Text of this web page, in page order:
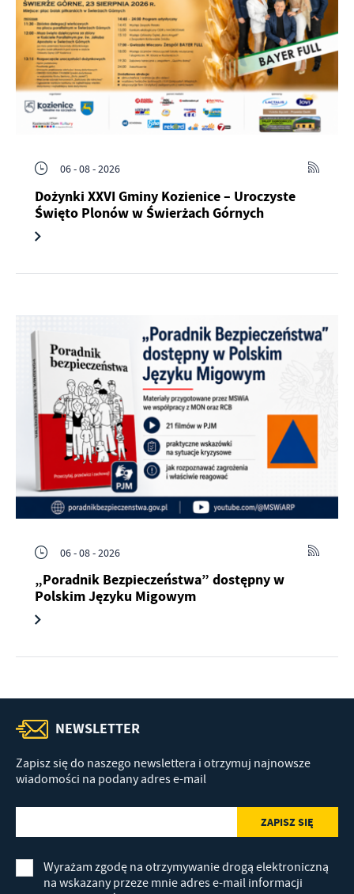
06 - 08 - 2026
Dożynki XXVI Gminy Kozienice – Uroczyste
Święto Plonów w Świerżach Górnych
06 - 08 - 2026
„Poradnik Bezpieczeństwa” dostępny w
Polskim Języku Migowym
NEWSLETTER
Zapisz się do naszego newslettera i otrzymuj najnowsze
wiadomości na podany adres e-mail
Wyrażam zgodę na otrzymywanie drogą elektroniczną
na wskazany przeze mnie adres e-mail informacji